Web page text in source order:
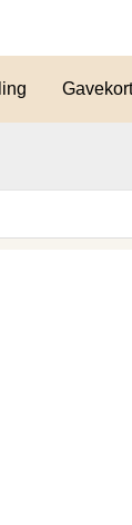
Gavekort